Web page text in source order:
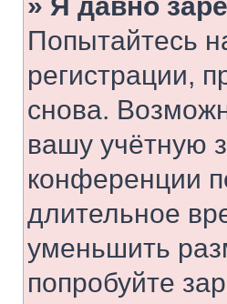
Попытайтесь
регистрации,
снова.
вашу учётную
конференции
длительное
уменьшить
попробуйте